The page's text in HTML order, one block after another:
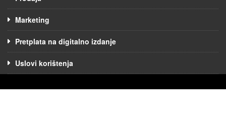
Marketing
Pretplata na digitalno izdanje
Uslovi korištenja